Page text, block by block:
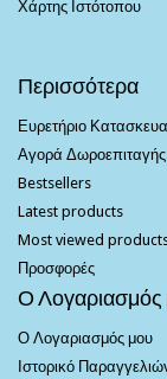
Χάρτης Ιστότοπου
Περισσότερα
Ευρετήριο
Αγορά Δωροεπιταγής
Bestsellers
Latest products
Most viewed
Προσφορές
Ο Λογαριασμός
Ο Λογαριασμός μου
Ιστορικό